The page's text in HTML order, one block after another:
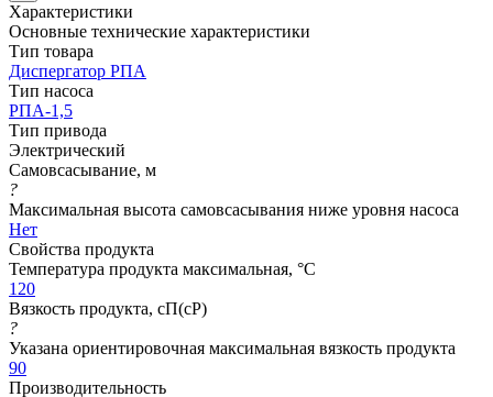
Характеристики
Основные технические характеристики
Тип товара
Диспергатор РПА
Тип насоса
РПА-1,5
Тип привода
Электрический
Самовсасывание, м
?
Максимальная высота самовсасывания ниже уровня насоса
Нет
Свойства продукта
Температура продукта максимальная, °C
120
Вязкость продукта, сП(cP)
?
Указана ориентировочная максимальная вязкость продукта
90
Производительность